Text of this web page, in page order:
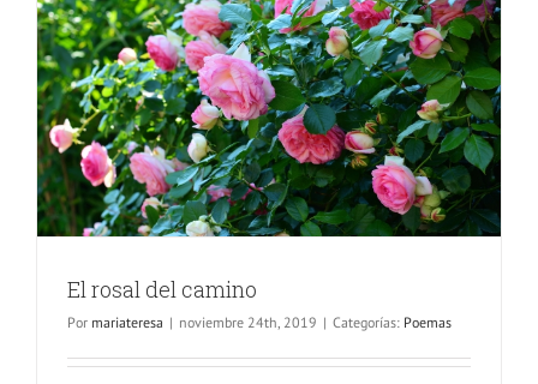
El rosal del camino
Por mariateresa | noviembre 24th, 2019 | Categorías: Poemas